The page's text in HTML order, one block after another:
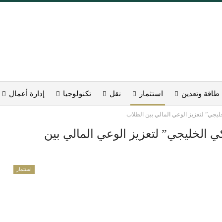
طاقة وتعدين استثمار نقل تكنولوجيا إدارة أعمال
لتعزيز الوعي المالي بين الطلاب
الخليجي” لتعزيز الوعي المالي بين
استثمار